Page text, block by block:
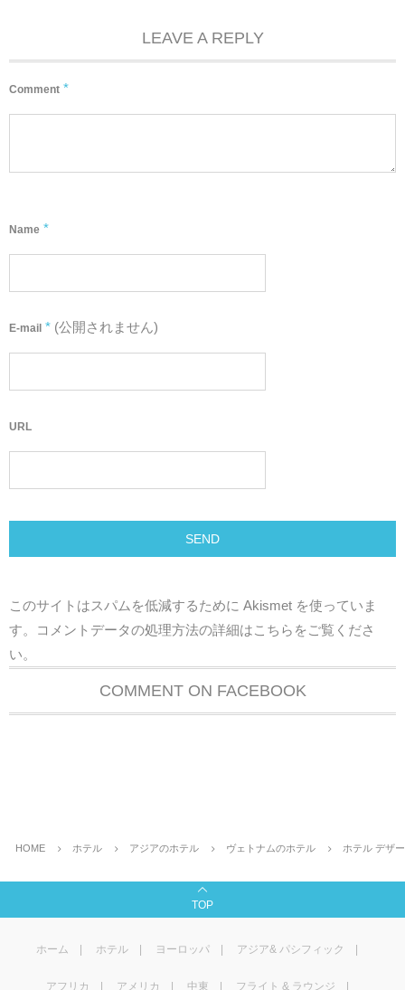
LEAVE A REPLY
Comment *
Name *
E-mail * (公開されません)
URL
このサイトはスパムを低減するために Akismet を使っていま
す。
コメントデータの処理方法の詳細はこちらをご覧くださ
い。
COMMENT ON FACEBOOK
HOME ホテル アジアのホテル ヴェトナムのホテル ホテル デザ
TOP
ホーム ホテル ヨーロッパ アジア& パシフィック
アフリカ アメリカ 中東 フライト & ラウンジ